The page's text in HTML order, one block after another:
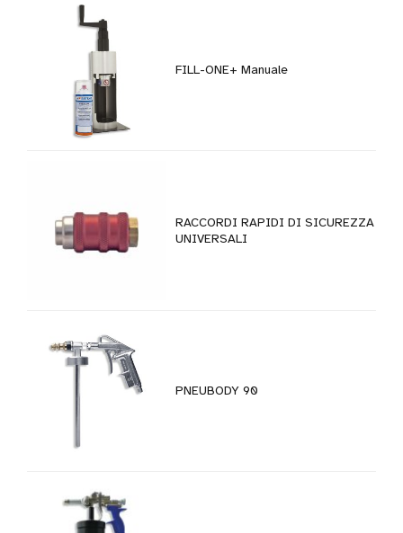
FILL-ONE+ Manuale
RACCORDI RAPIDI DI SICUREZZA
UNIVERSALI
PNEUBODY 90